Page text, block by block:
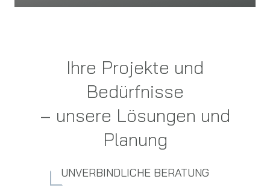
Ihre Projekte und
Bedürfnisse
– unsere Lösungen und
Planung
UNVERBINDLICHE BERATUNG